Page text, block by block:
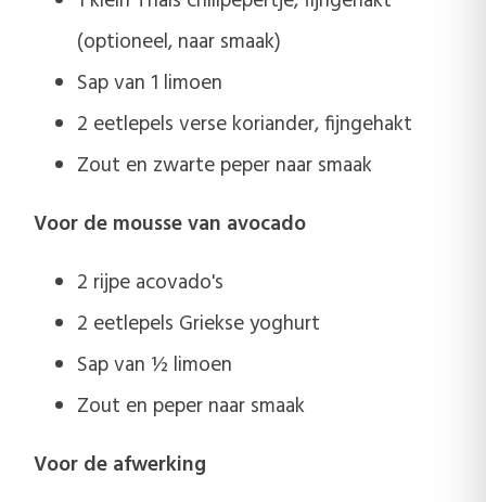
(optioneel, naar smaak)
Sap van 1 limoen
2 eetlepels verse koriander, fijngehakt
Zout en zwarte peper naar smaak
Voor de mousse van avocado
2 rijpe acovado's
2 eetlepels Griekse yoghurt
Sap van ½ limoen
Zout en peper naar smaak
Voor de afwerking